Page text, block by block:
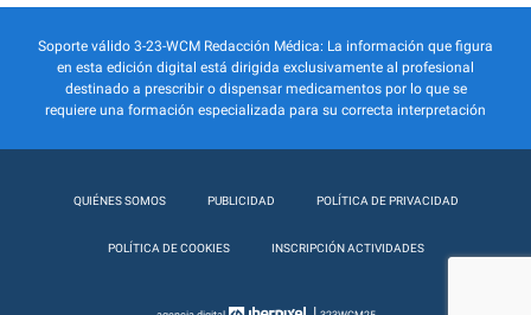
Soporte válido 3-23-WCM Redacción Médica: La información que figura
en esta edición digital está dirigida exclusivamente al profesional
destinado a prescribir o dispensar medicamentos por lo que se
requiere una formación especializada para su correcta interpretación
QUIÉNES SOMOS PUBLICIDAD POLÍTICA DE PRIVACIDAD
POLÍTICA DE COOKIES INSCRIPCIÓN ACTIVIDADES